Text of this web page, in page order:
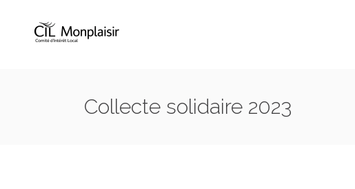
Collecte solidaire 2023